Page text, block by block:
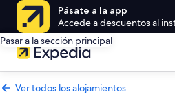
Pásate a la app
Accede a descuentos al
Pasar a la sección principal
Ver todos los alojamientos